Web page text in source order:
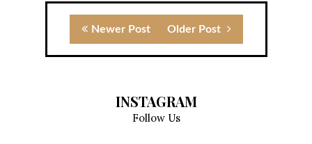
Newer Post Older Post
INSTAGRAM
Follow Us